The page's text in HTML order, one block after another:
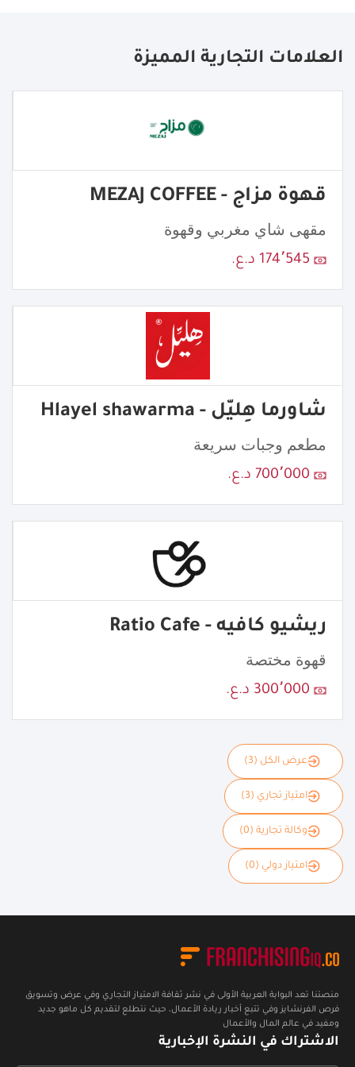
العلامات التجارية المميزة
قهوة مزاج - MEZAJ COFFEE
مقهى شاي مغربي وقهوة
174٬545 د.ع.
شاورما هِليّل - Hlayel shawarma
مطعم وجبات سريعة
700٬000 د.ع.
ريشيو كافيه - Ratio Cafe
قهوة مختصة
300٬000 د.ع.
عرض الكل (3)
امتياز تجاري (3)
وكالة تجارية (0)
امتياز دولي (0)
منصتنا تعد البوابة العربية الأولى في نشر ثقافة الامتياز التجاري وفي عرض وتسويق
فرص الفرنشايز وفي تتبع أخبار ريادة الأعمال، حيث نتطلع لتقديم كل ماهو جديد
ومفيد في عالم المال والأعمال
الاشتراك في النشرة الإخبارية